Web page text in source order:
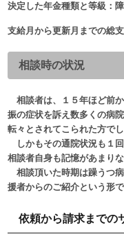
決定した年金種類と等級：
支給月から更新月までの総
相談時の状況
相談者は、１５年ほど前
振の症状を訴え数多くの病
転々とされてこられた方でし
しかもその通院状況も１回
相談者自身も記憶があまりな
相談頂いた時期は躁うつ
援者からのご紹介という形
依頼から請求までの